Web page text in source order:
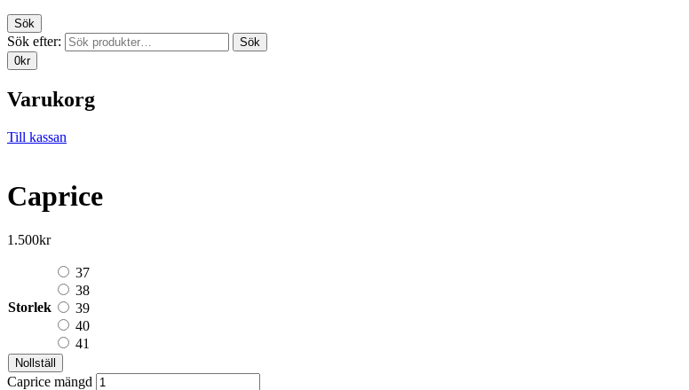
Sök
Sök efter:
Sök
0kr
Varukorg
Till kassan
Caprice
1.500kr
Storlek
37
38
39
40
41
Nollställ
Caprice mängd